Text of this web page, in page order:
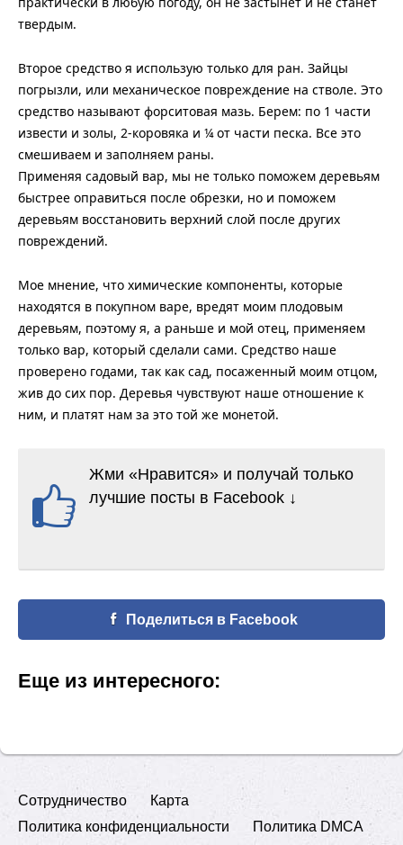
твердым.
Второе средство я использую только для ран. Зайцы
погрызли, или механическое повреждение на стволе. Это
средство называют форситовая мазь. Берем: по 1 части
извести и золы, 2-коровяка и ¼ от части песка. Все это
смешиваем и заполняем раны.
Применяя садовый вар, мы не только поможем деревьям
быстрее оправиться после обрезки, но и поможем
деревьям восстановить верхний слой после других
повреждений.
Мое мнение, что химические компоненты, которые
находятся в покупном варе, вредят моим плодовым
деревьям, поэтому я, а раньше и мой отец, применяем
только вар, который сделали сами. Средство наше
проверено годами, так как сад, посаженный моим отцом,
жив до сих пор. Деревья чувствуют наше отношение к
ним, и платят нам за это той же монетой.
Жми «Нравится» и получай только
лучшие посты в Facebook ↓
Поделиться в Facebook
Еще из интересного:
Сотрудничество
Карта
Политика конфиденциальности
Политика DMCA